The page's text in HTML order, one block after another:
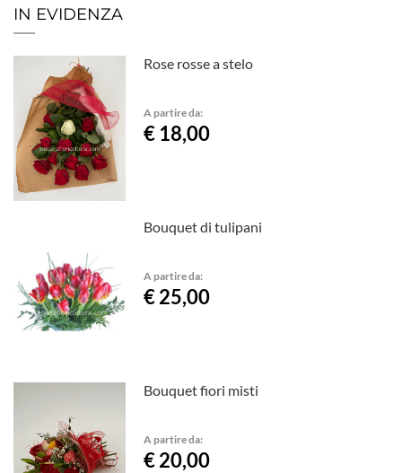
IN EVIDENZA
Rose rosse a stelo
A partire da:
€ 18,00
Bouquet di tulipani
A partire da:
€ 25,00
Bouquet fiori misti
A partire da:
€ 20,00